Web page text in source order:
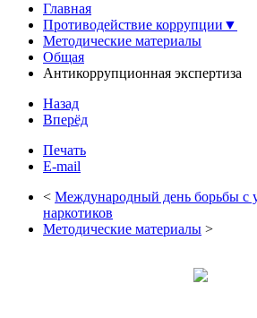
Главная
Противодействие коррупции▼
Методические материалы
Общая
Антикоррупционная экспертиза
Назад
Вперёд
Печать
E-mail
< Международный день борьбы с
наркотиков
Методические материалы >